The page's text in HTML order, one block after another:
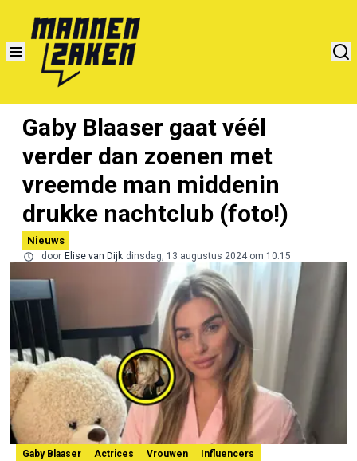
Gaby Blaaser gaat véél
verder dan zoenen met
vreemde man middenin
drukke nachtclub (foto!)
Nieuws
door Elise van Dijk dinsdag, 13 augustus 2024 om 10:15
Gaby Blaaser Actrices Vrouwen Influencers